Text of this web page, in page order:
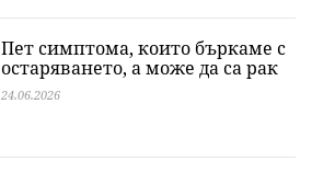
Пет симптома, които бъркаме с
остаряването, а може да са рак
24.06.2026